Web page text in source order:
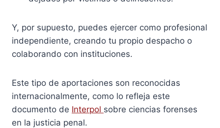
Y, por supuesto, puedes ejercer como profesional
independiente, creando tu propio despacho o
colaborando con instituciones.
Este tipo de aportaciones son reconocidas
internacionalmente, como lo refleja este
documento de Interpol sobre ciencias forenses
en la justicia penal.